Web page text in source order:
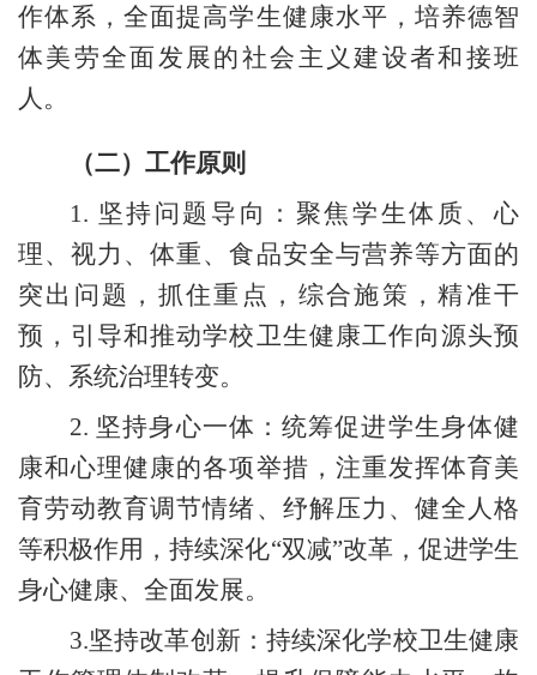
作体系，全面提高学生健康水平，培养德智
体美劳全面发展的社会主义建设者和接班
人。
（二）工作原则
1. 坚持问题导向：聚焦学生体质、心
理、视力、体重、食品安全与营养等方面的
突出问题，抓住重点，综合施策，精准干
预，引导和推动学校卫生健康工作向源头预
防、系统治理转变。
2. 坚持身心一体：统筹促进学生身体健
康和心理健康的各项举措，注重发挥体育美
育劳动教育调节情绪、纾解压力、健全人格
等积极作用，持续深化“双减”改革，促进学生
身心健康、全面发展。
3.坚持改革创新：持续深化学校卫生健康